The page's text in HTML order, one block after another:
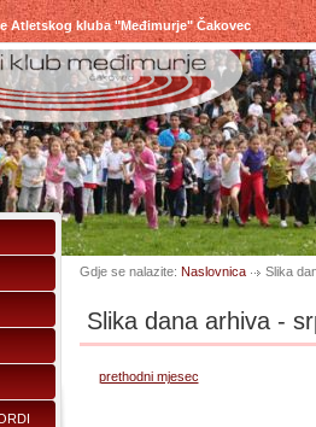
Atletskog kluba "Međimurje" Čakovec
Gdje se nalazite: Naslovnica Slika
Slika dana arhiva -
prethodni mjesec